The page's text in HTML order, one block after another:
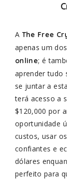
A The Free
apenas um dos
online; é
aprender tudo
se juntar a
terá acesso a
$120,000 por
oportunidade
custos, usar
confiantes e
dólares
perfeito para